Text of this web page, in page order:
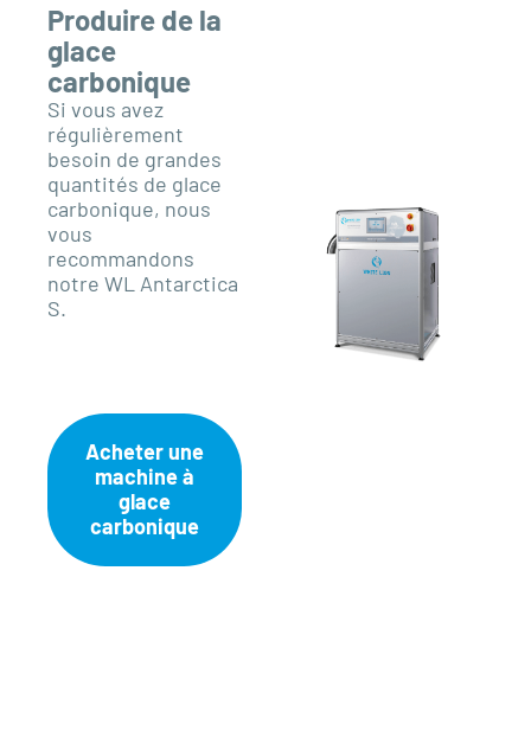
Produire de la
glace
carbonique
Si vous avez
régulièrement
besoin de grandes
quantités de glace
carbonique, nous
vous
recommandons
notre WL Antarctica
S.
Acheter une
machine à
glace
carbonique